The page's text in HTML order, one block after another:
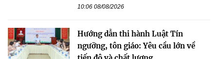
10:06 08/08/2026
Hướng dẫn thi hành Luật Tín
ngưỡng, tôn giáo: Yêu cầu lớn về